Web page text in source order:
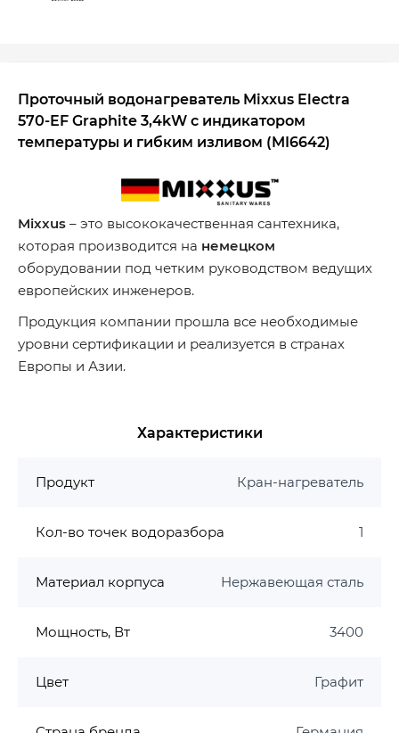
Проточный водонагреватель Mixxus Electra
570-EF Graphite 3,4kW с индикатором
температуры и гибким изливом (MI6642)
Mixxus – это высококачественная сантехника,
которая производится на немецком
оборудовании под четким руководством ведущих
европейских инженеров.
Продукция компании прошла все необходимые
уровни сертификации и реализуется в странах
Европы и Азии.
Характеристики
Продукт Кран-нагреватель
Кол-во точек водоразбора 1
Материал корпуса Нержавеющая сталь
Мощность, Вт 3400
Цвет Графит